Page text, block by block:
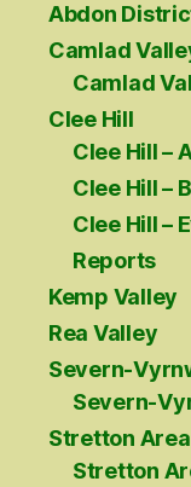
Abdon
Camlad
Camlad
Clee Hill
Clee Hill –
Clee Hill –
Clee Hill –
Reports
Kemp Valley
Rea Valley
Severn-
Severn-
Stretton Area
Stretton